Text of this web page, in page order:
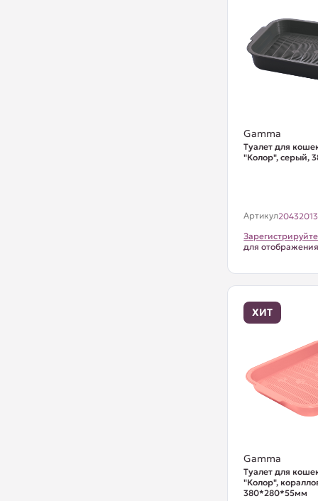
Gamma
Туалет для
"Колор", серый,
Артикул20432013
для
ХИТ
Gamma
Туалет для
"Колор",
380*280*55мм